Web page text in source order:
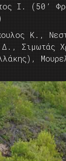
Ι. (50’
Κ.,
Σιμωτάς